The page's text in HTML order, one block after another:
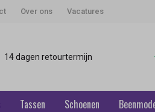
Over ons Vacatures
14 dagen retourtermijn
Tassen Schoenen